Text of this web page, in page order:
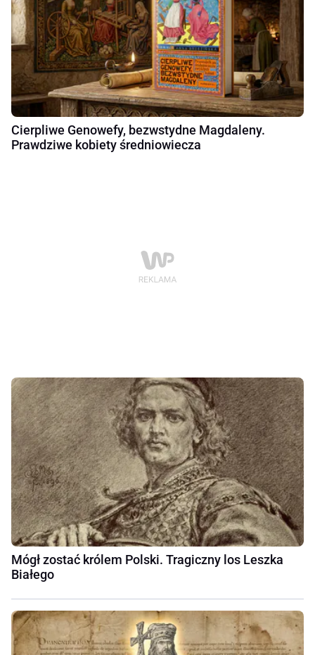
Cierpliwe Genowefy, bezwstydne Magdaleny.
Prawdziwe kobiety średniowiecza
Mógł zostać królem Polski. Tragiczny los Leszka
Białego